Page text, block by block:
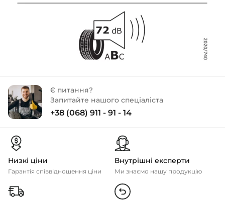
Є питання?
Запитайте нашого спеціаліста
+38 (068) 911 - 91 - 14
Низкі ціни
Гарантія співвідношення ціни
Внутрішні експерти
Ми знаємо нашу продукцію